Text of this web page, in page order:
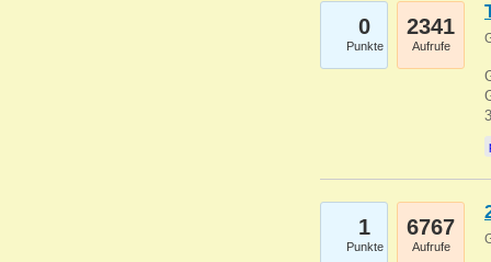
0
Punkte
2341
Aufrufe
1
Punkte
6767
Aufrufe